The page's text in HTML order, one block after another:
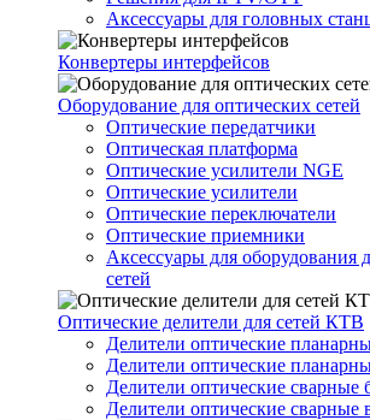
Аксессуары для головных
Конвертеры интерфейсов
Оборудование для оптических сетей
Оптические передатчики
Оптическая платформа
Оптические усилители NGE
Оптические усилители
Оптические переключатели
Оптические приемники
Аксессуары для оборудования
сетей
Оптические делители для сетей КТВ
Делители оптические
Делители оптические
Делители оптические сварные
Делители оптические сварные